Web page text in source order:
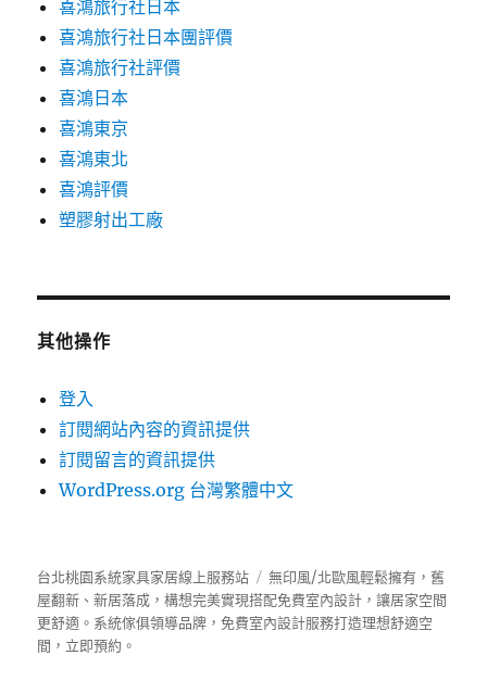
喜鴻旅行社日本
喜鴻旅行社日本團評價
喜鴻旅行社評價
喜鴻日本
喜鴻東京
喜鴻東北
喜鴻評價
塑膠射出工廠
其他操作
登入
訂閱網站內容的資訊提供
訂閱留言的資訊提供
WordPress.org 台灣繁體中文
台北桃園系統家具家居線上服務站
無印風/北歐風輕鬆擁有，舊
屋翻新、新居落成，構想完美實現搭配免費室內設計，讓居家空間
更舒適。 系統傢俱領導品牌，免費室內設計服務打造理想舒適空
間，立即預約。